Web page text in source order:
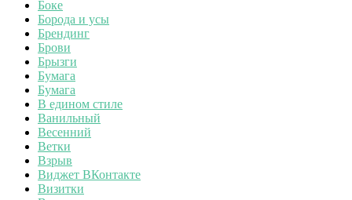
Боке
Борода и усы
Брендинг
Брови
Брызги
Бумага
Бумага
В едином стиле
Ванильный
Весенний
Ветки
Взрыв
Виджет ВКонтакте
Визитки